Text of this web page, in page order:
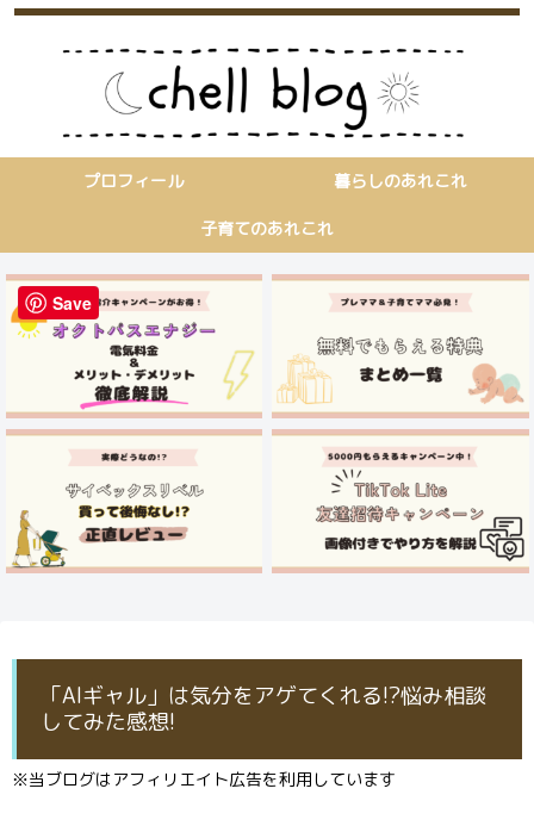
プロフィール 暮らしのあれこれ
子育てのあれこれ
「AIギャル」は気分をアゲてくれる!?悩み相談
してみた感想!
※当ブログはアフィリエイト広告を利用しています
Save